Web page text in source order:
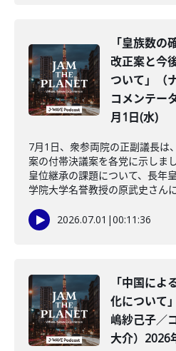
「皇族数の
改正案と今
ついて」（
コメンテー
月1日(水)
7月1日、衆参両院の正副議長は
案の付帯決議案を各党に示しま
皇位継承の課題について、長年
学院大学名誉教授の原武史さん
2026.07.01 |00:11:36
「中国によ
化について
嶋紗己子／
大介）2026